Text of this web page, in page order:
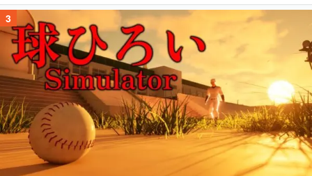
3